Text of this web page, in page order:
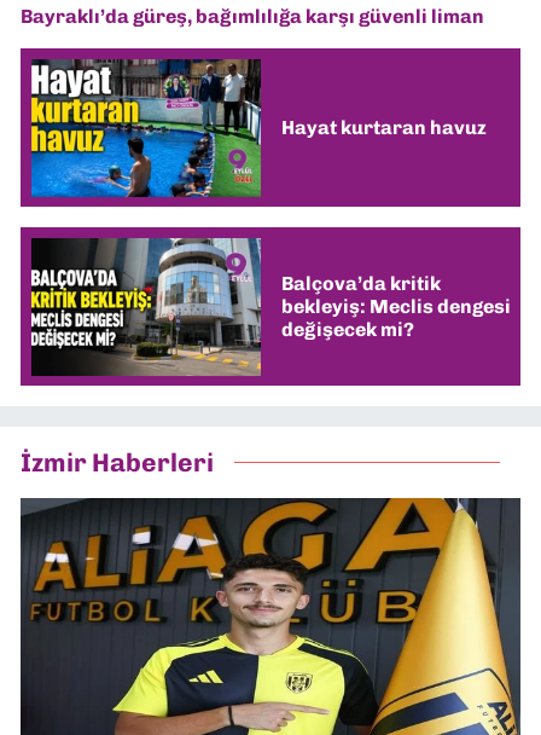
Bayraklı’da güreş, bağımlılığa karşı güvenli liman
Hayat kurtaran havuz
Balçova’da kritik
bekleyiş: Meclis dengesi
değişecek mi?
İzmir Haberleri